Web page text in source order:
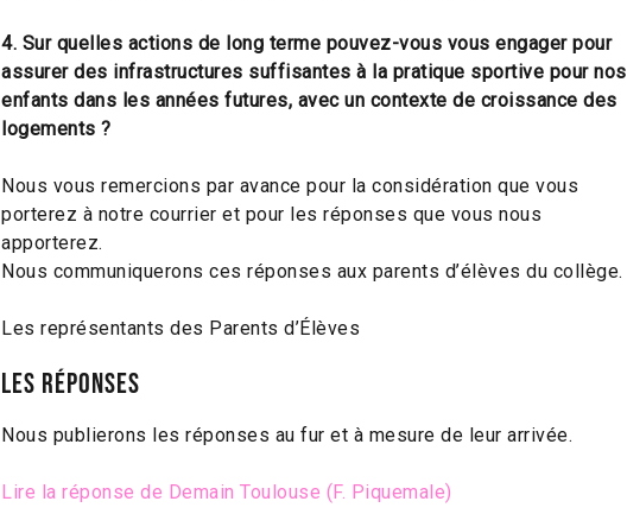
4. Sur quelles actions de long terme pouvez-vous vous engager pour
assurer des infrastructures suffisantes à la pratique sportive pour nos
enfants dans les années futures, avec un contexte de croissance des
logements ?
Nous vous remercions par avance pour la considération que vous
porterez à notre courrier et pour les réponses que vous nous
apporterez.
Nous communiquerons ces réponses aux parents d’élèves du collège.
Les représentants des Parents d’Élèves
Les réponses
Nous publierons les réponses au fur et à mesure de leur arrivée.
Lire la réponse de Demain Toulouse (F. Piquemale)